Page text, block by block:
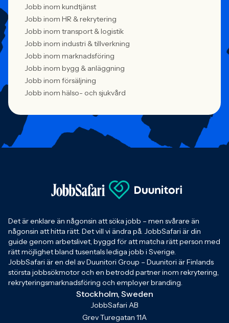
Jobb inom kundtjänst
Jobb inom HR & rekrytering
Jobb inom transport & logistik
Jobb inom industri & tillverkning
Jobb inom marknadsföring
Jobb inom bygg & anläggning
Jobb inom försäljning
Jobb inom hälso- och sjukvård
Det är enklare än någonsin att söka jobb – men svårare än
någonsin att hitta rätt. Det vill vi ändra på. JobbSafari är din
guide genom arbetslivet, byggd för att matcha rätt person med
rätt möjlighet bland tusentals lediga jobb i Sverige.
JobbSafari är en del av Duunitori Group – Duunitori är Finlands
största jobbsökmotor och en betrodd partner inom rekrytering,
rekryteringsmarknadsföring och employer branding.
Stockholm, Sweden
JobbSafari AB
Grev Turegatan 11A